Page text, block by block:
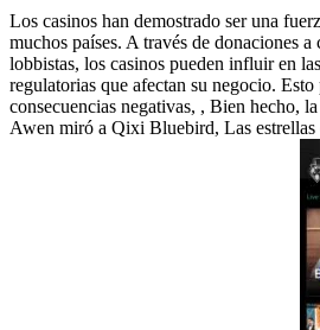
Los casinos han demostrado ser una
muchos países. A través de donaciones
lobbistas, los casinos pueden influir en
regulatorias que afectan su negocio.
consecuencias negativas, , Bien hecho,
Awen miró a Qixi Bluebird, Las estrellas